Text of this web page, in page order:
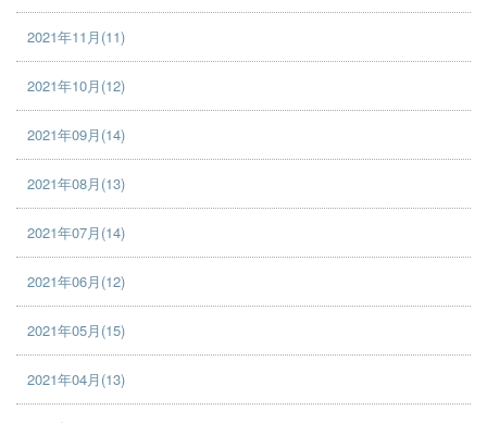
2021年11月(11)
2021年10月(12)
2021年09月(14)
2021年08月(13)
2021年07月(14)
2021年06月(12)
2021年05月(15)
2021年04月(13)